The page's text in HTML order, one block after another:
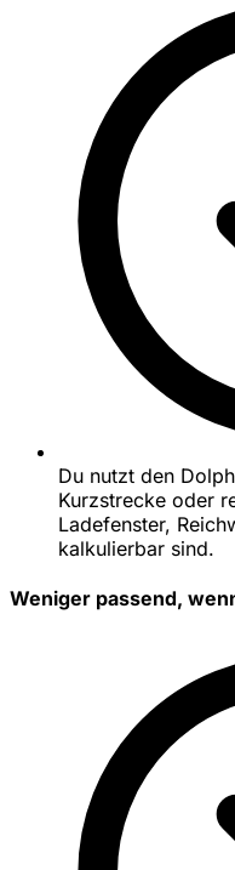
Du nutzt den
Kurzstrecke oder
Ladefenster,
kalkulierbar sind.
Weniger passend,